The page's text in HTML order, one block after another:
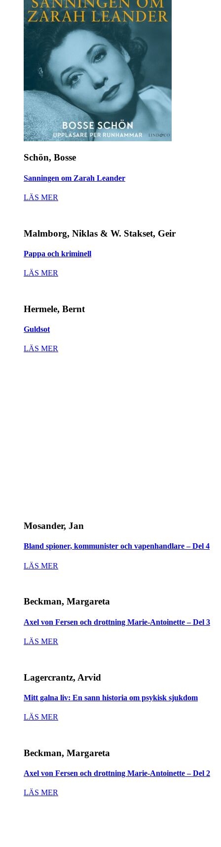
Schön, Bosse
Sanningen om Zarah Leander
LÄS MER
Malmborg, Niklas & W. Stakset, Geir
Pappa och kriminell
LÄS MER
Hermele, Bernt
Guldsot
LÄS MER
Mosander, Jan
Bland spioner, kommunister och vapenhandlare – Del 4
LÄS MER
Beckman, Margareta
Axel von Fersen och drottning Marie-Antoinette – Del 3
LÄS MER
Lagercrantz, Arvid
Mitt galna liv: En sann historia om psykisk sjukdom
LÄS MER
Beckman, Margareta
Axel von Fersen och drottning Marie-Antoinette – Del 2
LÄS MER